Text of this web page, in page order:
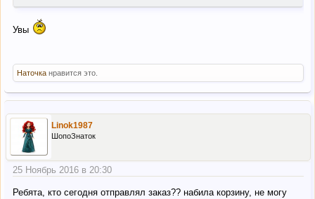
Увы
Наточка нравится это.
Linok1987
ШопоЗнаток
25 Ноябрь 2016 в 20:30
Ребята, кто сегодня отправлял заказ?? набила корзину, не могу